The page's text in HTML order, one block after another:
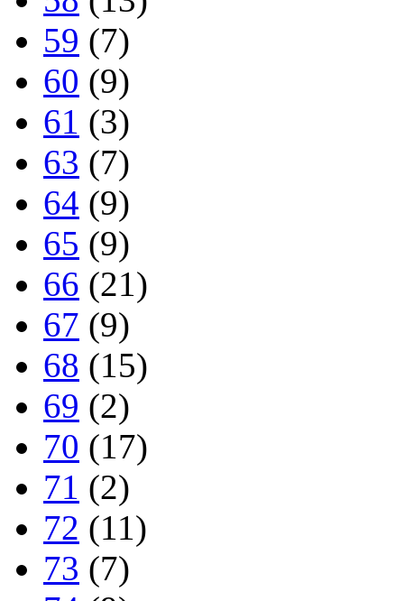
59 (7)
60 (9)
61 (3)
63 (7)
64 (9)
65 (9)
66 (21)
67 (9)
68 (15)
69 (2)
70 (17)
71 (2)
72 (11)
73 (7)